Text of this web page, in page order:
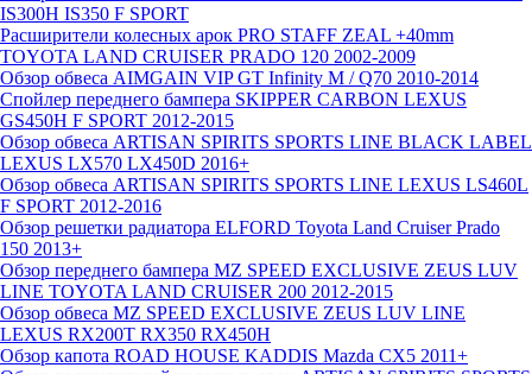
IS300H IS350 F SPORT
Расширители колесных арок PRO STAFF ZEAL +40mm
TOYOTA LAND CRUISER PRADO 120 2002-2009
Обзор обвеса AIMGAIN VIP GT Infinity M / Q70 2010-2014
Спойлер переднего бампера SKIPPER CARBON LEXUS
GS450H F SPORT 2012-2015
Обзор обвеса ARTISAN SPIRITS SPORTS LINE BLACK LABEL
LEXUS LX570 LX450D 2016+
Обзор обвеса ARTISAN SPIRITS SPORTS LINE LEXUS LS460L
F SPORT 2012-2016
Обзор решетки радиатора ELFORD Toyota Land Cruiser Prado
150 2013+
Обзор переднего бампера MZ SPEED EXCLUSIVE ZEUS LUV
LINE TOYOTA LAND CRUISER 200 2012-2015
Обзор обвеса MZ SPEED EXCLUSIVE ZEUS LUV LINE
LEXUS RX200T RX350 RX450H
Обзор капота ROAD HOUSE KADDIS Mazda CX5 2011+